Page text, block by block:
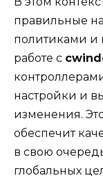
правильные
политиками и
работе с
настройки и
изменения.
обеспечит
в свою
глобальных